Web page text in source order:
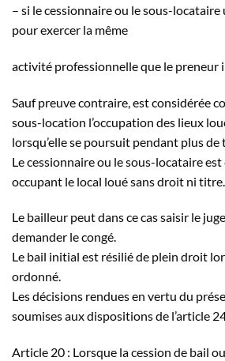
– si le cessionnaire ou le sous-
pour exercer la même
activité professionnelle que le preneur
Sauf preuve contraire, est considérée
sous-location l’occupation des lieux
lorsqu’elle se poursuit pendant plus de
Le cessionnaire ou le sous-locataire
occupant le local loué sans droit ni titre.
Le bailleur peut dans ce cas saisir le
demander le congé.
Le bail initial est résilié de plein droit
ordonné.
Les décisions rendues en vertu du
soumises aux dispositions de l’article
Article 20 : Lorsque la cession de bail